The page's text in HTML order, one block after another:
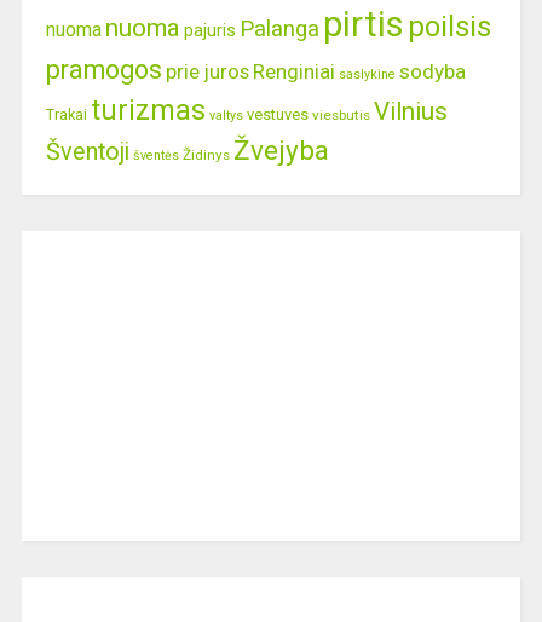
nuoma nuoma pajuris Palanga pirtis poilsis
pramogos prie juros Renginiai saslykine sodyba
Trakai turizmas valtys vestuves viesbutis Vilnius
Šventoji šventės Židinys Žvejyba